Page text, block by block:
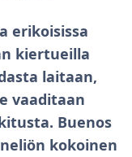
erikoisissa
kiertueilla
laitaan,
vaaditaan
Buenos
kokoinen